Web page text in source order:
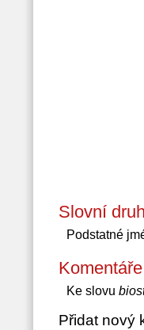
Slovní druh
Podstatné
Komentáře
Ke slovu
Přidat nový